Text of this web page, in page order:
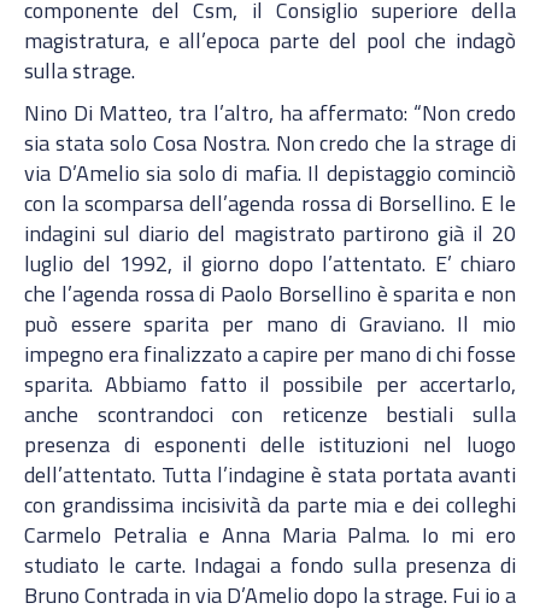
componente del Csm, il Consiglio superiore della
magistratura, e all’epoca parte del pool che indagò
sulla strage.
Nino Di Matteo, tra l’altro, ha affermato: “Non credo
sia stata solo Cosa Nostra. Non credo che la strage di
via D’Amelio sia solo di mafia. Il depistaggio cominciò
con la scomparsa dell’agenda rossa di Borsellino. E le
indagini sul diario del magistrato partirono già il 20
luglio del 1992, il giorno dopo l’attentato. E’ chiaro
che l’agenda rossa di Paolo Borsellino è sparita e non
può essere sparita per mano di Graviano. Il mio
impegno era finalizzato a capire per mano di chi fosse
sparita. Abbiamo fatto il possibile per accertarlo,
anche scontrandoci con reticenze bestiali sulla
presenza di esponenti delle istituzioni nel luogo
dell’attentato. Tutta l’indagine è stata portata avanti
con grandissima incisività da parte mia e dei colleghi
Carmelo Petralia e Anna Maria Palma. Io mi ero
studiato le carte. Indagai a fondo sulla presenza di
Bruno Contrada in via D’Amelio dopo la strage. Fui io a